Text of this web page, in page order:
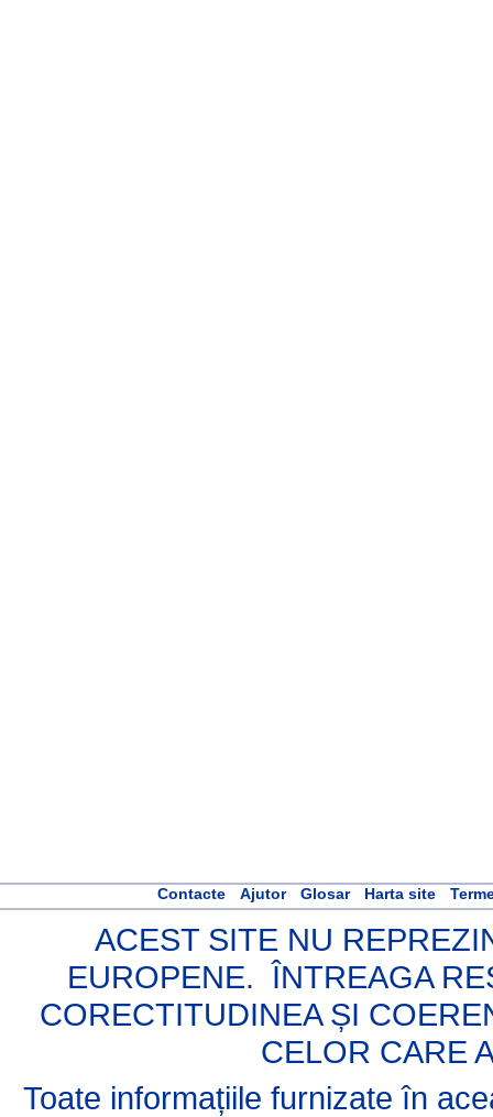
Contacte Ajutor Glosar Harta site
ACEST SITE NU
EUROPENE. ÎNTREAGA
CORECTITUDINEA ȘI
CELOR CARE
Toate informațiile furnizate în